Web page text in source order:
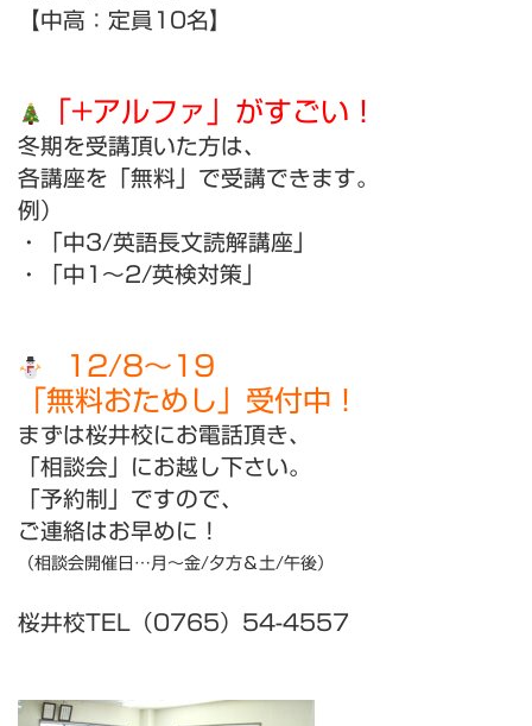
【中高：定員10名】
「+アルファ」がすごい！
冬期を受講頂いた方は、
各講座を「無料」で受講できます。
例）
・「中3/英語長文読解講座」
・「中1～2/英検対策」
12/8～19
「無料おためし」受付中！
まずは桜井校にお電話頂き、
「相談会」にお越し下さい。
「予約制」ですので、
ご連絡はお早めに！
（相談会開催日…月～金/夕方＆土/午後）
桜井校TEL（0765）54-4557